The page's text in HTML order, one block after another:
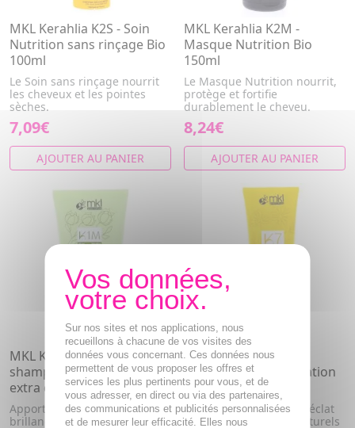
MKL Kerahlia K2S - Soin
Nutrition sans rinçage Bio
100ml
Le Soin sans rinçage nourrit
les cheveux et les pointes
sèches.
7,09€
AJOUTER AU PANIER
MKL Kerahlia K2M -
Masque Nutrition Bio
150ml
Le Masque Nutrition nourrit,
protège et fortifie
durablement le cheveu.
8,24€
AJOUTER AU PANIER
MKL Kerahlia K1M - Après-
shampooing démêlant
extra doux Bio 150ml
Apporte souplesse et
brillance aux cheveux tout en
MKL Kerahlia K7 -
Shampooing Illumination
Bio 250ml
Ravive et redonner de l'éclat
aux cheveux blonds, naturels
Sur nos sites et nos applications, nous
recueillons à chacune de vos visites des
données vous concernant. Ces données nous
permettent de vous proposer les offres et
services les plus pertinents pour vous, et de
vous adresser, en direct ou via des partenaires,
des communications et publicités personnalisées
et de mesurer leur efficacité. Elles nous